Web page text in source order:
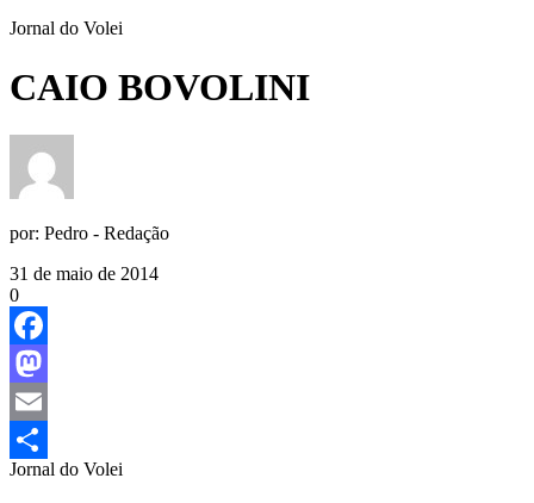
Jornal do Volei
CAIO BOVOLINI
por: Pedro - Redação
31 de maio de 2014
0
Facebook
Mastodon
Email
Share
Jornal do Volei